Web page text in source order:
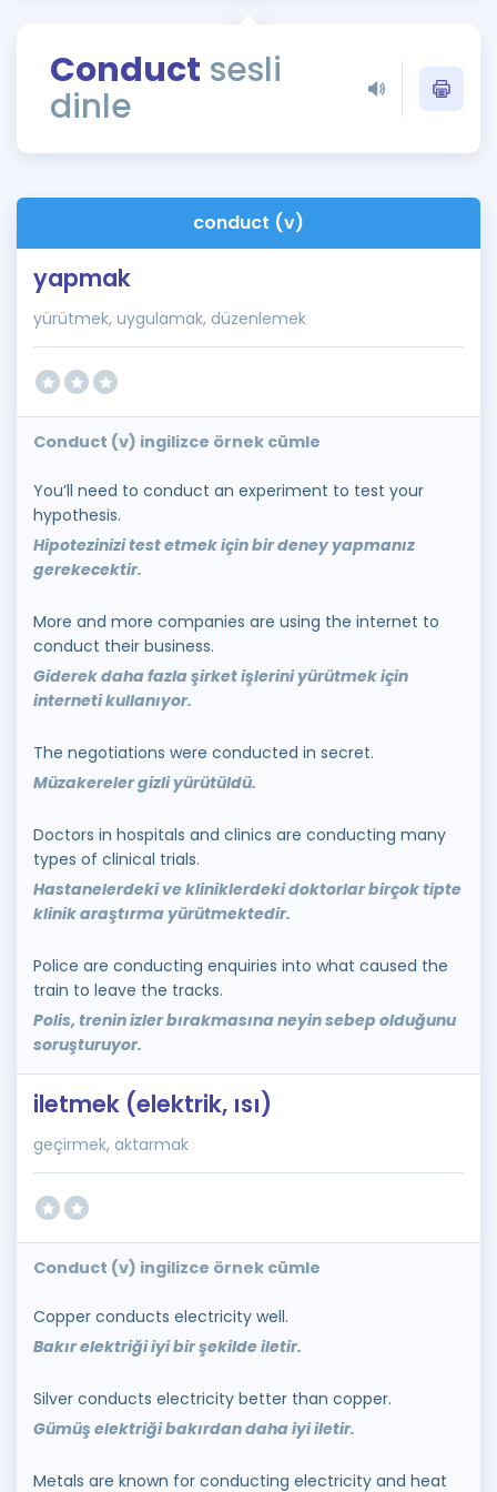
Rehberlik Aracı
ÖSYM Sınav Takvimi
İngilizce Gramer
Conduct sesli
dinle
conduct (v)
yapmak
yürütmek, uygulamak, düzenlemek
Conduct (v) ingilizce örnek cümle
You’ll need to conduct an experiment to test your
hypothesis.
Hipotezinizi test etmek için bir deney yapmanız
gerekecektir.
More and more companies are using the internet to
conduct their business.
Giderek daha fazla şirket işlerini yürütmek için
interneti kullanıyor.
The negotiations were conducted in secret.
Müzakereler gizli yürütüldü.
Doctors in hospitals and clinics are conducting many
types of clinical trials.
Hastanelerdeki ve kliniklerdeki doktorlar birçok tipte
klinik araştırma yürütmektedir.
Police are conducting enquiries into what caused the
train to leave the tracks.
Polis, trenin izler bırakmasına neyin sebep olduğunu
soruşturuyor.
iletmek (elektrik, ısı)
geçirmek, aktarmak
Conduct (v) ingilizce örnek cümle
Copper conducts electricity well.
Bakır elektriği iyi bir şekilde iletir.
Silver conducts electricity better than copper.
Gümüş elektriği bakırdan daha iyi iletir.
Metals are known for conducting electricity and heat